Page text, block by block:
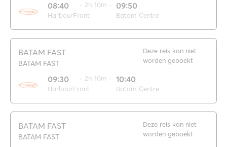
08:40
HarbourFront
·· 2h 10m ·· 09:50
Batam Centre
BATAM FAST
BATAM FAST
09:30
HarbourFront
·· 2h 10m ·· 10:40
Batam Centre
Deze reis kan niet
worden geboekt
BATAM FAST
BATAM FAST
Deze reis kan niet
worden geboekt